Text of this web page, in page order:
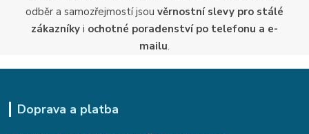
odběr a samozřejmostí jsou věrnostní slevy pro stálé
zákazníky i ochotné poradenství po telefonu a e-
mailu.
Doprava a platba